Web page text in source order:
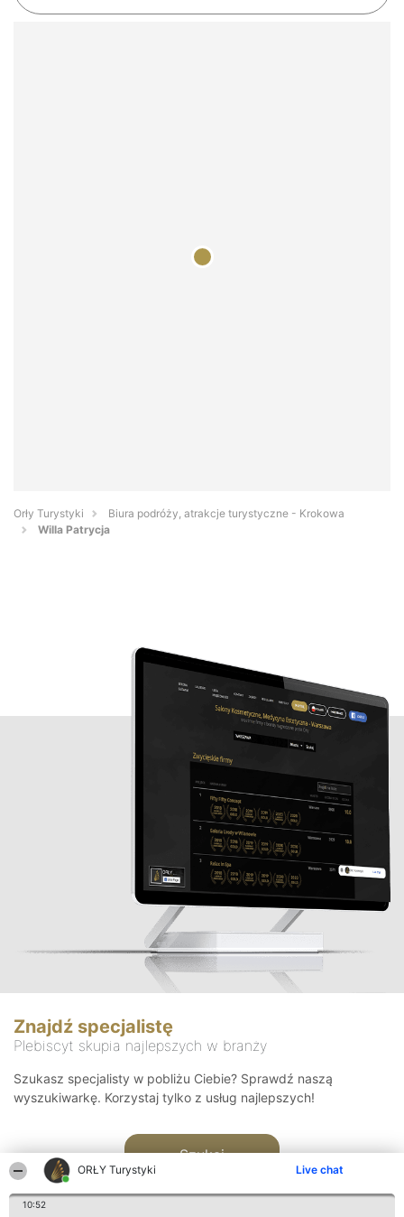
ORŁY Turystyki Live chat
10:52
Orły Turystyki
Biura podróży, atrakcje turystyczne - Krokowa
Willa Patrycja
Znajdź specjalistę
Plebiscyt skupia najlepszych w branży
Szukasz specjalisty w pobliżu Ciebie? Sprawdź naszą
wyszukiwarkę. Korzystaj tylko z usług najlepszych!
Szukaj